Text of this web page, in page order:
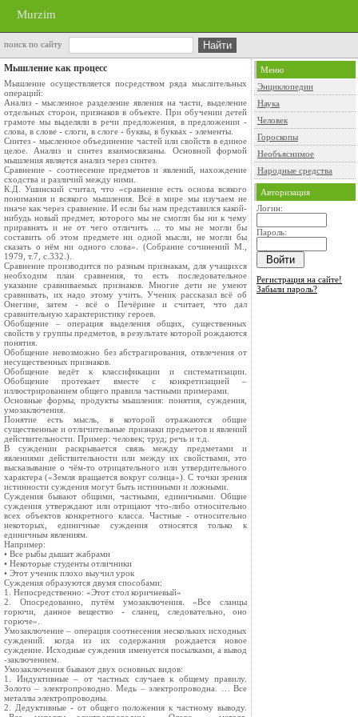
Murzim
поиск по сайту
Мышление как процесс
Мышление осуществляется посредством ряда мыслительных
операций:
Анализ - мысленное разделение явления на части, выделение
отдельных сторон, признаков в объекте. При обучении детей
грамоте мы выделяли в речи предложения, в предложении -
слова, в слове - слоги, в слоге - буквы, в буквах - элементы.
Синтез - мысленное объединение частей или свойств в единое
целое. Анализ и синтез взаимосвязаны. Основной формой
мышления является анализ через синтез.
Сравнение - соотнесение предметов и явлений, нахождение
сходства и различий между ними.
К.Д. Ушинский считал, что «сравнение есть основа всякого
понимания и всякого мышления. Всё в мире мы изучаем не
иначе как через сравнение. И если бы нам представился какой-
нибудь новый предмет, которого мы не смогли бы ни к чему
приравнять и не от чего отличить ... то мы не могли бы
составить об этом предмете ни одной мысли, не могли бы
сказать о нём ни одного слова». (Собрание сочинений М.,
1979, т.7, с.332.).
Сравнение производится по разным признакам, для учащихся
необходим план сравнения, то есть последовательное
указание сравниваемых признаков. Многие дети не умеют
сравнивать, их надо этому учить. Ученик рассказал всё об
Онегине, затем - всё о Печёрине и считает, что дал
сравнительную характеристику героев.
Обобщение – операция выделения общих, существенных
свойств у группы предметов, в результате которой рождаются
понятия.
Обобщение невозможно без абстрагирования, отвлечения от
несущественных признаков.
Обобщение ведёт к классификации и систематизации.
Обобщение протекает вместе с конкретизацией –
иллюстрированием общего правила частными примерами.
Основные формы, продукты мышления: понятия, суждения,
умозаключения.
Понятие есть мысль, в которой отражаются общие
существенные и отличительные признаки предметов и явлений
действительности. Пример: человек; труд; речь и т.д.
В суждении раскрывается связь между предметами и
явлениями действительности или между их свойствами, это
высказывание о чём-то отрицательного или утвердительного
характера («Земля вращается вокруг солнца»). С точки зрения
истинности суждения могут быть истинными и ложными.
Суждения бывают общими, частными, единичными. Общие
суждения утверждают или отрицают что-либо относительно
всех объектов конкретного класса. Частные - относительно
некоторых, единичные суждения относятся только к
единичным явлениям.
Например:
• Все рыбы дышат жабрами
• Некоторые студенты отличники
• Этот ученик плохо выучил урок
Суждения образуются двумя способами:
1. Непосредственно: «Этот стол коричневый»
2. Опосредованно, путём умозаключения. «Все сланцы
горючи, данное вещество - сланец, следовательно, оно
горюче».
Умозаключение – операция соотнесения нескольких исходных
суждений. когда из их содержания рождается новое
суждение. Исходные суждения именуется посылками, а вывод
-заключением.
Умозаключения бывают двух основных видов:
1. Индуктивные – от частных случаев к общему правилу.
Золото – электропроводно. Медь – электропроводна. … Все
металлы электропроводны.
2. Дедуктивные - от общего положения к частному выводу.
Меню
Энциклопедии
Наука
Человек
Гороскопы
Необъяснимое
Народные средства
Авторизация
Логин:
Пароль:
Регистрация на сайте!
Забыли пароль?